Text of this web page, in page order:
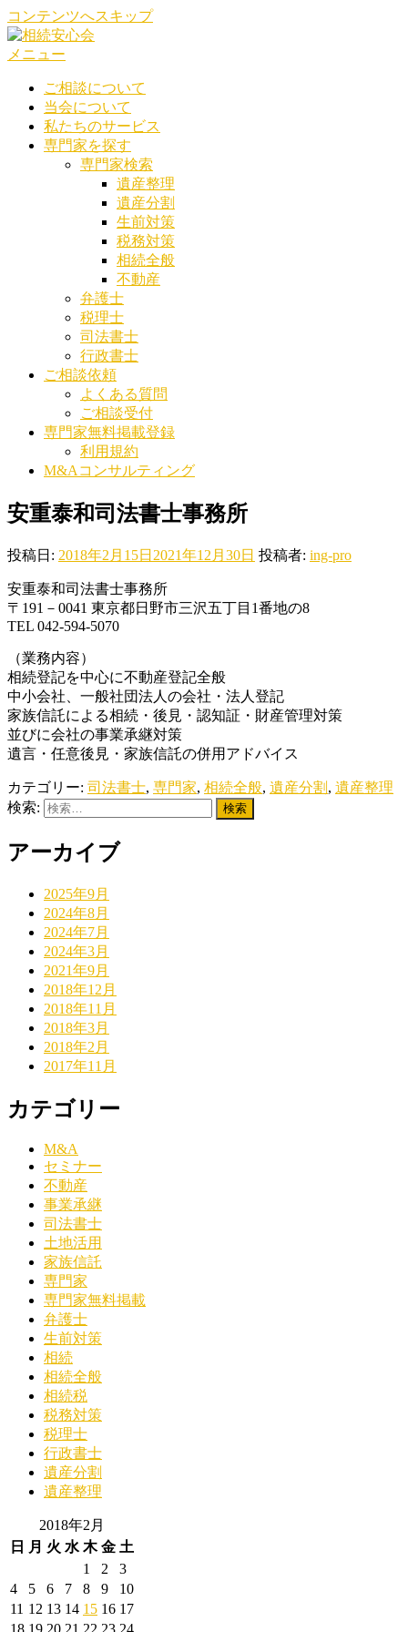
コンテンツへスキップ
メニュー
ご相談について
当会について
私たちのサービス
専門家を探す
専門家検索
遺産整理
遺産分割
生前対策
税務対策
相続全般
不動産
弁護士
税理士
司法書士
行政書士
ご相談依頼
よくある質問
ご相談受付
専門家無料掲載登録
利用規約
M&Aコンサルティング
安重泰和司法書士事務所
投稿日: 2018年2月15日 2021年12月30日 投稿者: ing-pro
安重泰和司法書士事務所
〒191－0041 東京都日野市三沢五丁目1番地の8
TEL 042-594-5070
（業務内容）
相続登記を中心に不動産登記全般
中小会社、一般社団法人の会社・法人登記
家族信託による相続・後見・認知証・財産管理対策
並びに会社の事業承継対策
遺言・任意後見・家族信託の併用アドバイス
カテゴリー: 司法書士, 専門家, 相続全般, 遺産分割 , 遺産整理
検索:
アーカイブ
2025年9月
2024年8月
2024年7月
2024年3月
2021年9月
2018年12月
2018年11月
2018年3月
2018年2月
2017年11月
カテゴリー
M&A
セミナー
不動産
事業承継
司法書士
土地活用
家族信託
専門家
専門家無料掲載
弁護士
生前対策
相続
相続全般
相続税
税務対策
税理士
行政書士
遺産分割
遺産整理
2018年2月
日 月 火 水 木 金 土
1
2
3
4
5 6 7 8 9
10
11 12 13 14 15 16 17